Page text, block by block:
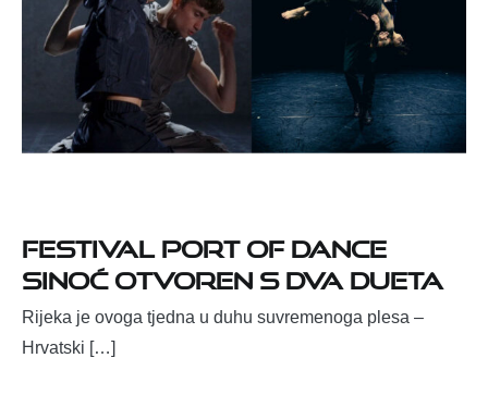
Festival Port of Dance
sinoć otvoren s dva dueta
Rijeka je ovoga tjedna u duhu suvremenoga plesa –
Hrvatski […]